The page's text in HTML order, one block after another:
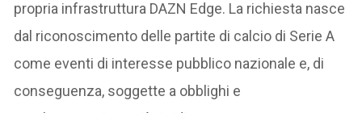
propria infrastruttura DAZN Edge. La richiesta nasce
dal riconoscimento delle partite di calcio di Serie A
come eventi di interesse pubblico nazionale e, di
conseguenza, soggette a obblighi e